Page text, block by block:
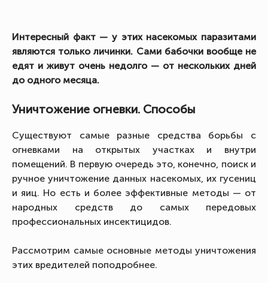
Интересный факт — у этих насекомых паразитами
являются только личинки. Сами бабочки вообще не
едят и живут очень недолго — от нескольких дней
до одного месяца.
Уничтожение огневки. Способы
Существуют самые разные средства борьбы с
огневками на открытых участках и внутри
помещений. В первую очередь это, конечно, поиск и
ручное уничтожение данных насекомых, их гусениц
и яиц. Но есть и более эффективные методы — от
народных средств до самых передовых
профессиональных инсектицидов.
Рассмотрим самые основные методы уничтожения
этих вредителей поподробнее.